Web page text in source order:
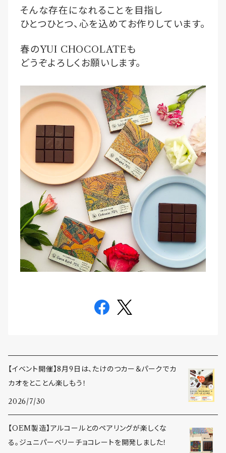
そんな存在になれることを目指し
ひとつひとつ、心を込めてお作りしています。
春のYUI CHOCOLATEも
どうぞよろしくお願いします。
【イベント開催】8月9日は、たけのつカー＆パークでカ
カオをとことん楽しもう！
2026/7/30
【OEM製造】アルコールとのペアリングが楽しくな
る。ジュニパーベリーチョコレートを開発しました！